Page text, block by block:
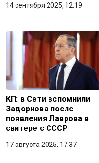
14 сентября 2025, 12:19
КП: в Сети вспомнили
Задорнова после
появления Лаврова в
свитере с СССР
17 августа 2025, 17:37